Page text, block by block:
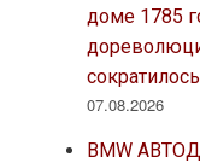
доме 1785
07.08.2026
BMW